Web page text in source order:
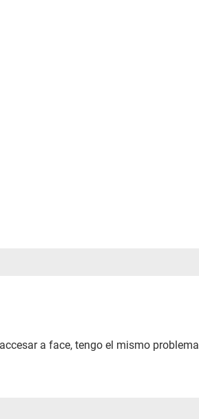
a face, tengo el mismo problema